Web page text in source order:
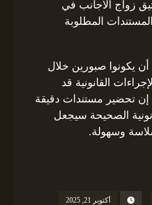
زواج الأجانب في
لعام 2025 والمستندات المطلوبة
أن يكونوا صبورين خلال
القانونية قد
إن تحضير مستندات دقيقة
الصحيحة سيجعل
وسهولة.
أكتوبر 21, 2025